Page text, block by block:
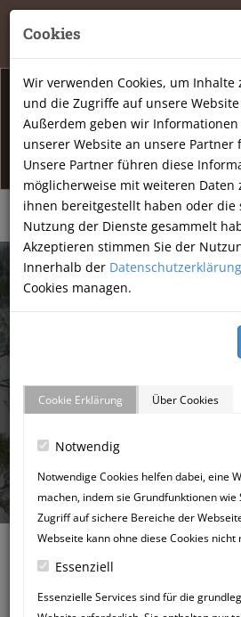
Cookies
Wir verwenden Cookies, um Inhalte
und die Zugriffe auf unsere
Außerdem geben wir
unserer Website an unsere Partner
Unsere Partner führen diese
möglicherweise mit weiteren Daten
ihnen bereitgestellt haben oder die
Nutzung der Dienste gesammelt
Akzeptieren stimmen Sie der
Innerhalb der Datenschutzerklärung
Cookies managen.
Cookie Erklärung Über Cookies
Notwendig
Notwendige Cookies helfen dabei, eine
machen, indem sie Grundfunktionen
Zugriff auf sichere Bereiche der
Webseite kann ohne diese Cookies
Essenziell
Essenzielle Services sind für die
|
07134-
Info
Am Freitag den 07.08.2026
GÄSTEBUCH